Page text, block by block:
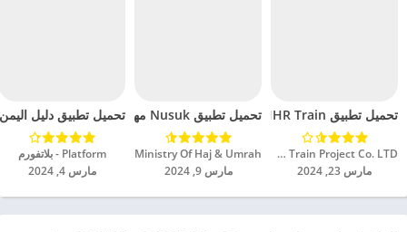
تحميل تطبيق HHR Train مهكر للاندرويد 2024
Saudi Spanish Train Project Co. LTD‏
مارس 23, 2024
تحميل تطبيق Nusuk مهكر للاندرويد 2024
Ministry Of Haj & Umrah‏
مارس 9, 2024
تحميل تطبيق دليل اليمن
Platform - بلاتفورم
مارس 4, 2024